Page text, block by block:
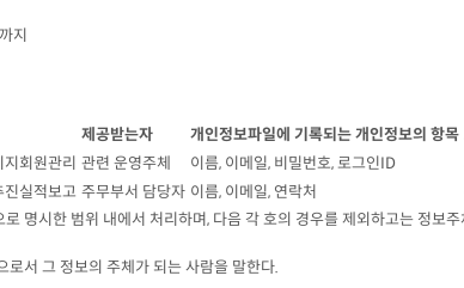
지
제공받는자 개인정보파일에 기록되는 개인정보의 항목
회원관리 관련 운영주체 이름, 이메일, 비밀번호, 로그인ID
진실적보고 주무부서 담당자 이름, 이메일, 연락처
명시한 범위 내에서 처리하며, 다음 각 호의 경우를 제외하고는 정보
서 그 정보의 주체가 되는 사람을 말한다.